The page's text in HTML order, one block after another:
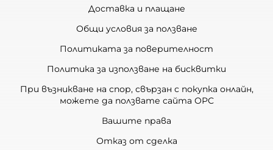
Доставка и плащане
Общи условия за ползване
Политиката за поверителност
Политика за използване на бисквитки
При възникване на спор, свързан с покупка онлайн,
можете да ползвате сайта ОРС
Вашите права
Отказ от сделка